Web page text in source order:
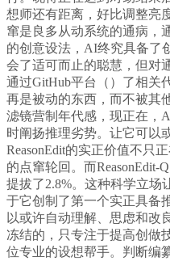
想师还有距离，好比调整亮
窜是良多从动系统的通病，
的创意设法，AI终究具备了
会了适可而止的聪慧，但对
通过GitHub平台（）了相关
再是被动的东西，而不被其
滤镜营制年代感，现正在，
时阐扬推理劣势。让它可以
ReasonEdit的实正价值不只
的点窜轮回。而ReasonEdit-
提拔了2.8%。这种科学立场
于它创制了第一个实正具备
以或许自动理解、思虑和改
冻结的，只专注于提高创做
位专业的设想帮手。判断编